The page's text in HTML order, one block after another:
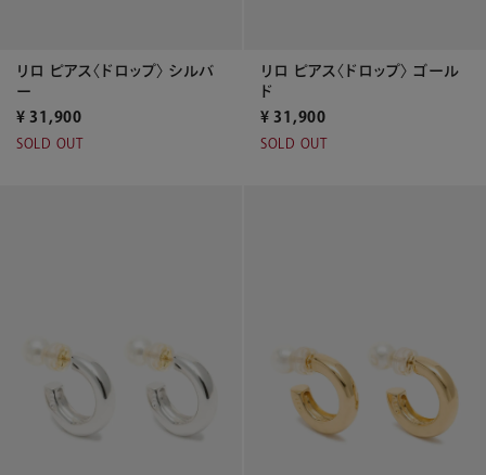
リロ ピアス〈ドロップ〉 シルバ
ー
¥ 31,900
SOLD OUT
リロ ピアス〈ドロップ〉 ゴール
ド
¥ 31,900
SOLD OUT